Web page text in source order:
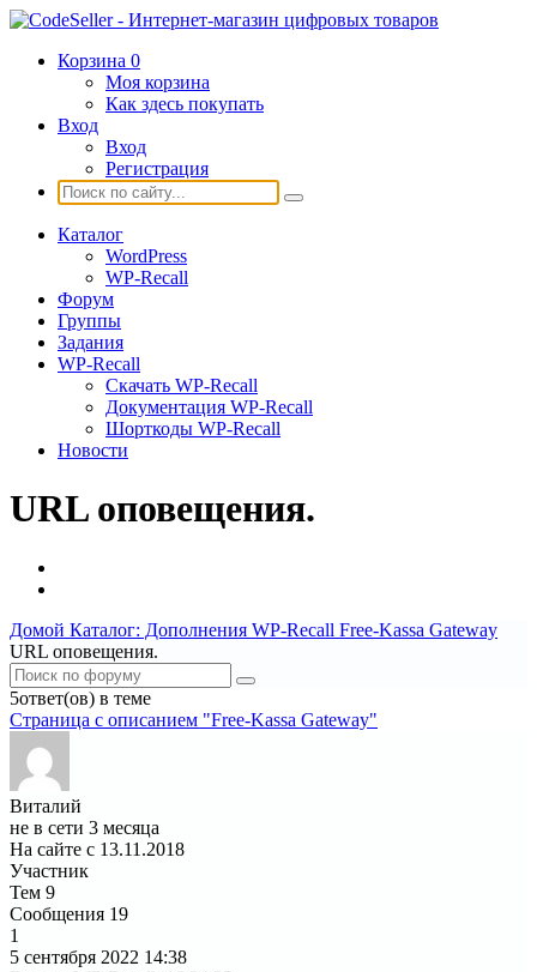
Корзина 0
Моя корзина
Как здесь покупать
Вход
Вход
Регистрация
Каталог
WordPress
WP-Recall
Форум
Группы
Задания
WP-Recall
Скачать WP-Recall
Документация WP-Recall
Шорткоды WP-Recall
Новости
URL оповещения.
Домой Каталог: Дополнения WP-Recall Free-Kassa Gateway
URL оповещения.
5ответ(ов) в теме
Страница c описанием "Free-Kassa Gateway"
Виталий
не в сети 3 месяца
На сайте с 13.11.2018
Участник
Тем 9
Сообщения 19
1
5 сентября 2022 14:38